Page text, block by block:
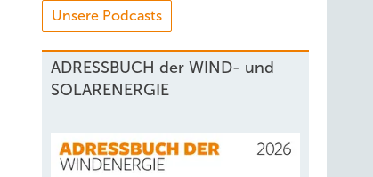
Unsere Podcasts
ADRESSBUCH der WIND- und
SOLARENERGIE